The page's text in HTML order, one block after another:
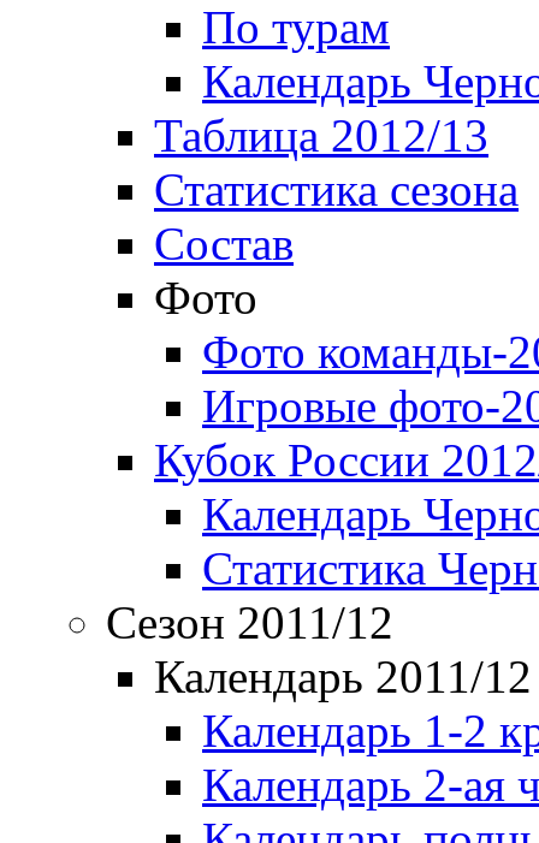
По турам
Календарь
Таблица 2012/13
Статистика сезона
Состав
Фото
Фото команды-
Игровые фото-
Кубок России
Календарь
Статистика
Сезон 2011/12
Календарь 2011/12
Календарь 1-2
Календарь 2-ая